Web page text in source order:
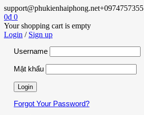
support@phukienhaiphong.net+0974757355
0₫ 0
Your shopping cart is empty
Login / Sign up
Username
Mật khẩu
Forgot Your Password?